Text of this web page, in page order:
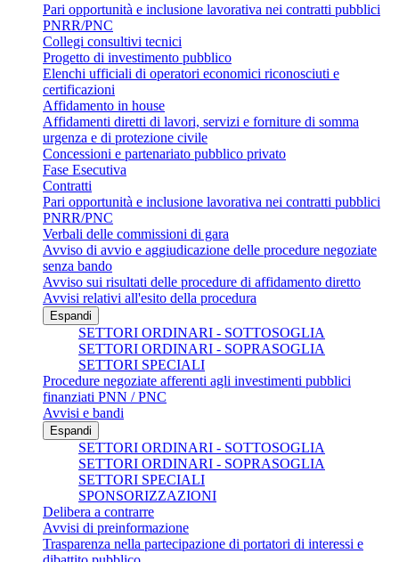
Pari opportunità e inclusione lavorativa nei contratti pubblici
PNRR/PNC
Collegi consultivi tecnici
Progetto di investimento pubblico
Elenchi ufficiali di operatori economici riconosciuti e
certificazioni
Affidamento in house
Affidamenti diretti di lavori, servizi e forniture di somma
urgenza e di protezione civile
Concessioni e partenariato pubblico privato
Fase Esecutiva
Contratti
Pari opportunità e inclusione lavorativa nei contratti pubblici
PNRR/PNC
Verbali delle commissioni di gara
Avviso di avvio e aggiudicazione delle procedure negoziate
senza bando
Avviso sui risultati delle procedure di affidamento diretto
Avvisi relativi all'esito della procedura
Espandi
SETTORI ORDINARI - SOTTOSOGLIA
SETTORI ORDINARI - SOPRASOGLIA
SETTORI SPECIALI
Procedure negoziate afferenti agli investimenti pubblici
finanziati PNN / PNC
Avvisi e bandi
Espandi
SETTORI ORDINARI - SOTTOSOGLIA
SETTORI ORDINARI - SOPRASOGLIA
SETTORI SPECIALI
SPONSORIZZAZIONI
Delibera a contrarre
Avvisi di preinformazione
Trasparenza nella partecipazione di portatori di interessi e